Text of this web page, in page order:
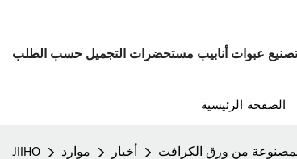
عبوات أنابيب مستحضرات التجميل حسب الطلب
الصفحة الرئيسية
JIIHO موارد أخبار من ورق الكرافت